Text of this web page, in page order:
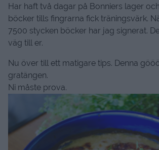
Har haft två dagar på Bonniers lager
böcker tills fingrarna fick träningsvärk.
7500 stycken böcker har jag signerat.
väg till er.
Nu över till ett matigare tips. Denna
gratängen.
Ni måste prova.